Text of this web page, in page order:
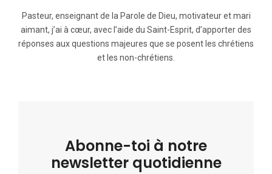
Pasteur, enseignant de la Parole de Dieu, motivateur et mari
aimant, j’ai à cœur, avec l’aide du Saint-Esprit, d’apporter des
réponses aux questions majeures que se posent les chrétiens
et les non-chrétiens.
Abonne-toi à notre
newsletter quotidienne